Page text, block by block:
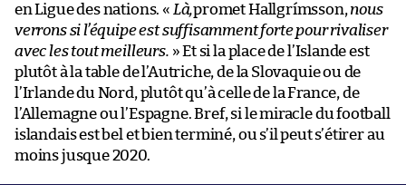
en Ligue des nations. « Là,promet Hallgrímsson, nous
verrons si l’équipe est suffisamment forte pour rivaliser
avec les tout meilleurs. » Et si la place de l’Islande est
plutôt à la table de l’Autriche, de la Slovaquie ou de
l’Irlande du Nord, plutôt qu’à celle de la France, de
l’Allemagne ou l’Espagne. Bref, si le miracle du football
islandais est bel et bien terminé, ou s’il peut s’étirer au
moins jusque 2020.